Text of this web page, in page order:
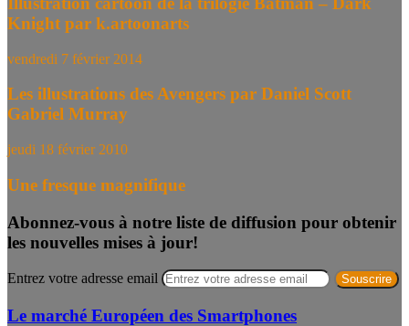
Knight par k.artoonarts
vendredi 7 février 2014
Les illustrations des Avengers par Daniel Scott
Gabriel Murray
jeudi 18 février 2010
Une fresque magnifique
Abonnez-vous à notre liste de diffusion pour obtenir
les nouvelles mises à jour!
Entrez votre adresse email
Le marché Européen des Smartphones